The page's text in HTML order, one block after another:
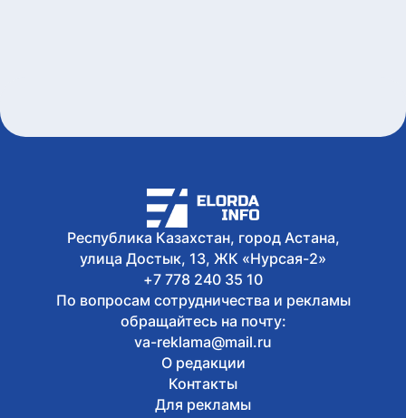
В Астане 9 августа перекроют ряд
дорог из-за фестиваля Jüregımnıñ
Jenımpazy
6 августа, 2026
В Казахстане издали книгу с
избранными высказываниями Касым-
Республика Казахстан, город Астана,
улица Достык, 13, ЖК «Нурсая-2»
+7 778 240 35 10
По вопросам сотрудничества и рекламы
обращайтесь на почту:
va-reklama@mail.ru
О редакции
Контакты
Для рекламы